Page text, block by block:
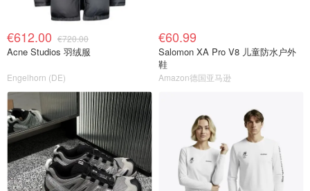
€612.00 €720.00
Acne Studios 羽绒服
Engelhorn (DE)
€60.99
Salomon XA Pro V8 儿童防水户外
鞋
Amazon德国亚马逊